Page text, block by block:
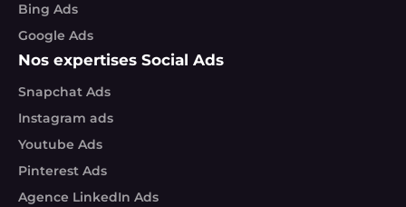
Bing Ads
Google Ads
Nos expertises Social Ads
Snapchat Ads
Instagram ads
Youtube Ads
Pinterest Ads
Agence LinkedIn Ads